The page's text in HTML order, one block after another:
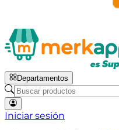
Departamentos
Iniciar sesión